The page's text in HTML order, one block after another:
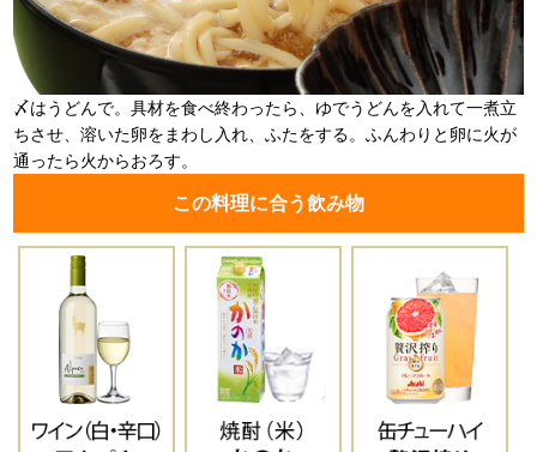
〆はうどんで。具材を食べ終わったら、ゆでうどんを入れて一煮立
ちさせ、溶いた卵をまわし入れ、ふたをする。ふんわりと卵に火が
通ったら火からおろす。
この料理に合う飲み物